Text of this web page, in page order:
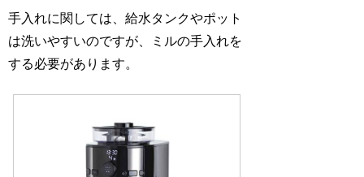
手入れに関しては、給水タンクやポット
は洗いやすいのですが、ミルの手入れを
する必要があります。